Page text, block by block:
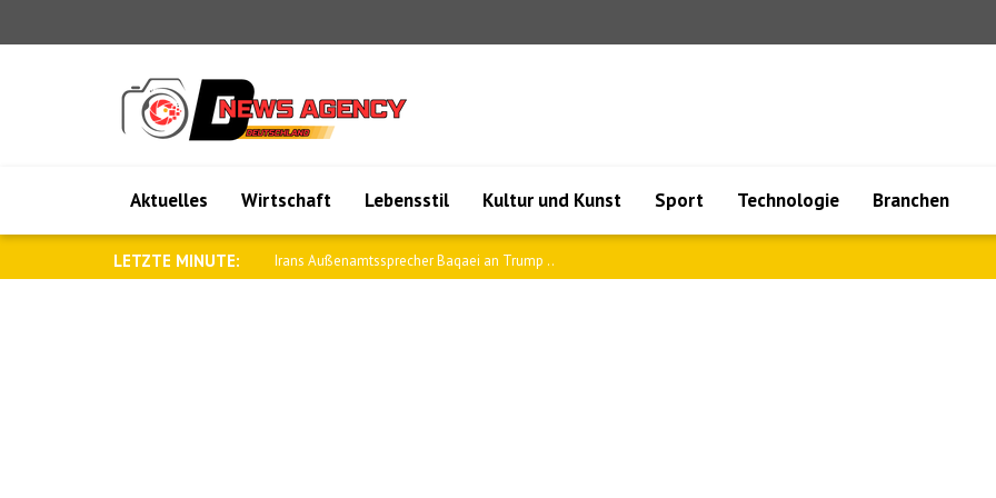
Aktuelles Wirtschaft Lebensstil Kultur und Kunst Sport Technologie Branchen
LETZTE MINUTE: Saar: Wir werden die Beziehungen zu Arge..